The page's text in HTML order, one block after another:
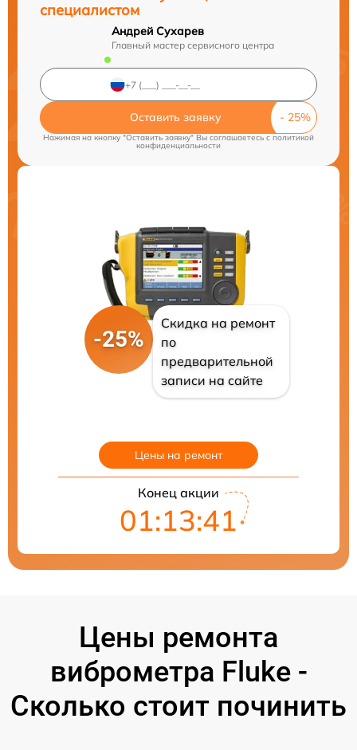
специалистом
Андрей Сухарев
Главный мастер сервисного центра
Оставить заявку
Нажимая на кнопку "Оставить заявку" Вы соглашаетесь cполитикой
конфиденциальности
-25%
Скидка на ремонт
по
предварительной
записи на сайте
Цены на ремонт
Конец акции
01:13:40
Цены ремонта
виброметра Fluke -
Сколько стоит починить